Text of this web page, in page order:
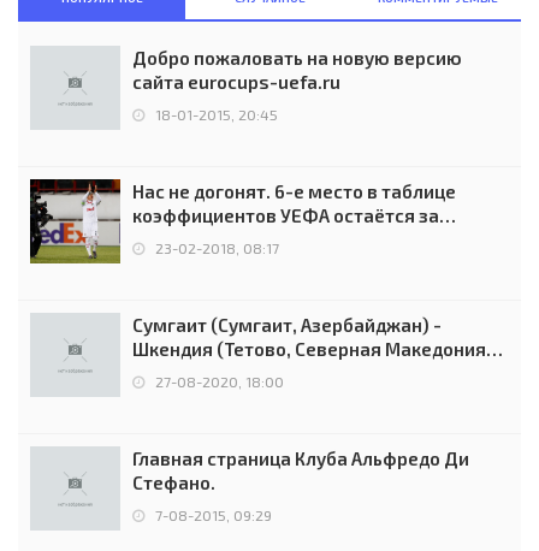
Добро пожаловать на новую версию
сайта eurocups-uefa.ru
18-01-2015, 20:45
Нас не догонят. 6-е место в таблице
коэффициентов УЕФА остаётся за
Россией
23-02-2018, 08:17
Сумгаит (Сумгаит, Азербайджан) -
Шкендия (Тетово, Северная Македония) -
0:2 (0:0)
27-08-2020, 18:00
Главная страница Клуба Альфредо Ди
Стефано.
7-08-2015, 09:29